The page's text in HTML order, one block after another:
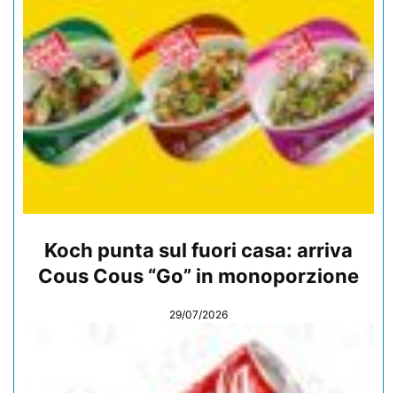
Koch punta sul fuori casa: arriva
Cous Cous “Go” in monoporzione
29/07/2026